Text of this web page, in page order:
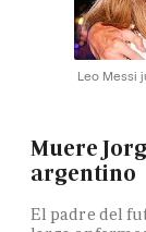
Leo Messi
Muere
argentino
El padre del